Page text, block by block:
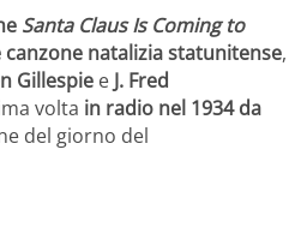
Santa Claus Is Coming to
natalizia statunitense,
Gillespie e J. Fred
volta in radio nel 1934 da
del giorno del